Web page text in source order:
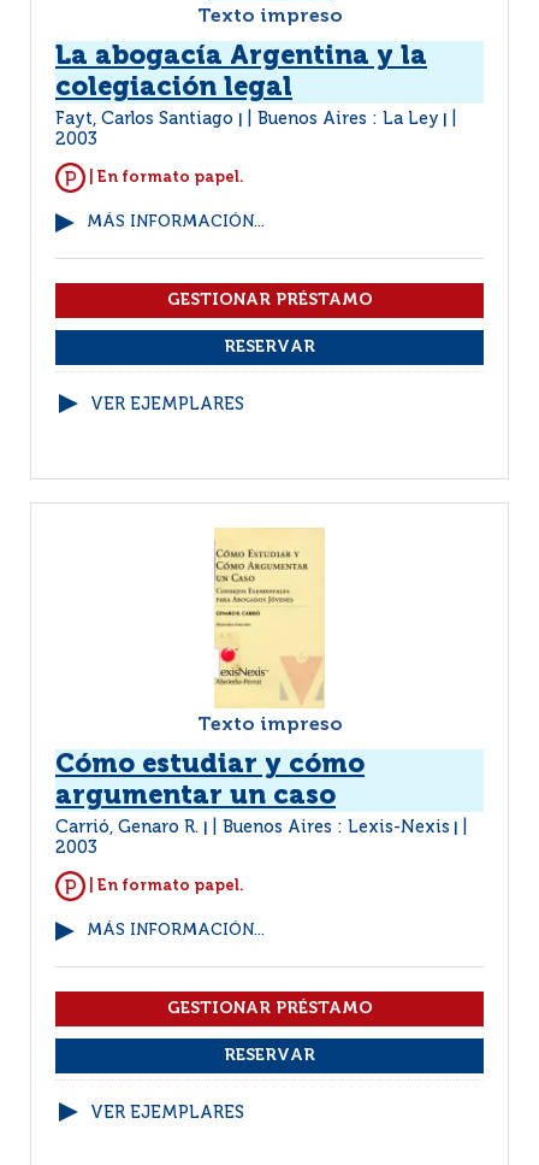
Texto impreso
La abogacía Argentina y la
colegiación legal
Fayt, Carlos Santiago Buenos Aires : La Ley
2003
| En formato papel.
MÁS INFORMACIÓN...
VER EJEMPLARES
Texto impreso
Cómo estudiar y cómo
argumentar un caso
Carrió, Genaro R. Buenos Aires : Lexis-Nexis
2003
| En formato papel.
MÁS INFORMACIÓN...
VER EJEMPLARES